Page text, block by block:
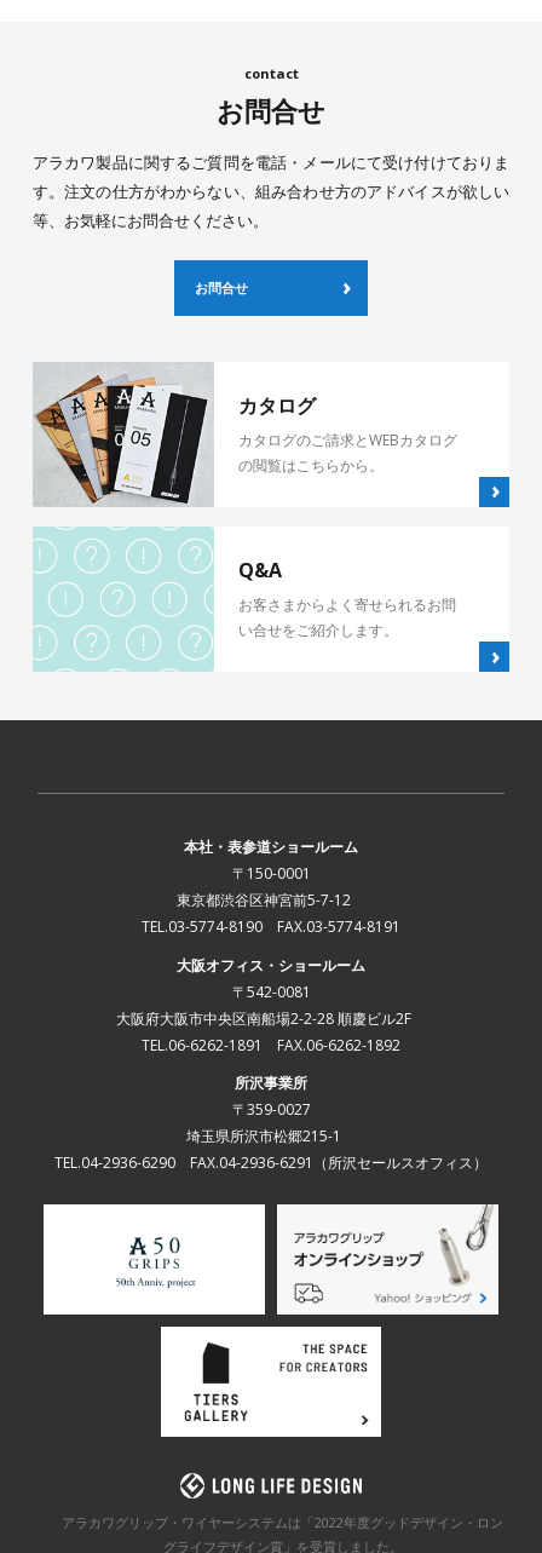
お問合せ
アラカワ製品に関するご質問を電話・メールにて受け付けておりま
す。注文の仕方がわからない、組み合わせ方のアドバイスが欲しい
等、お気軽にお問合せください。
お問合せ
カタログ
カタログのご請求とWEBカタログ
の閲覧はこちらから。
Q&A
お客さまからよく寄せられるお問
い合せをご紹介します。
本社・表参道ショールーム
〒150-0001
東京都渋谷区神宮前5-7-12
TEL.03-5774-8190 FAX.03-5774-8191
大阪オフィス・ショールーム
〒542-0081
大阪府大阪市中央区南船場2-2-28 順慶ビル2F
TEL.06-6262-1891 FAX.06-6262-1892
所沢事業所
〒359-0027
埼玉県所沢市松郷215-1
TEL.04-2936-6290 FAX.04-2936-6291 （所沢セールスオフィス）
アラカワグリップ・ワイヤーシステムは「2022年度グッドデザイン・ロン
グライフデザイン賞」を受賞しました。